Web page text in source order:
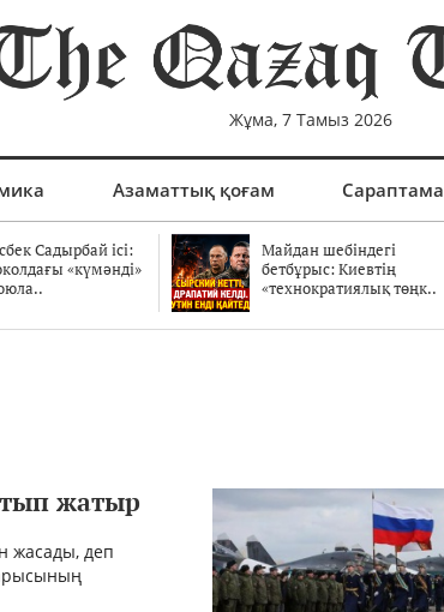
Жұма, 7 Тамыз 2026
Азаматтық қоғам Сараптама
Садырбай ісі:
«күмәнді»
Майдан шебіндегі
бетбұрыс: Киевтің
«технократиялық төңк..
жатыр
жасады, деп